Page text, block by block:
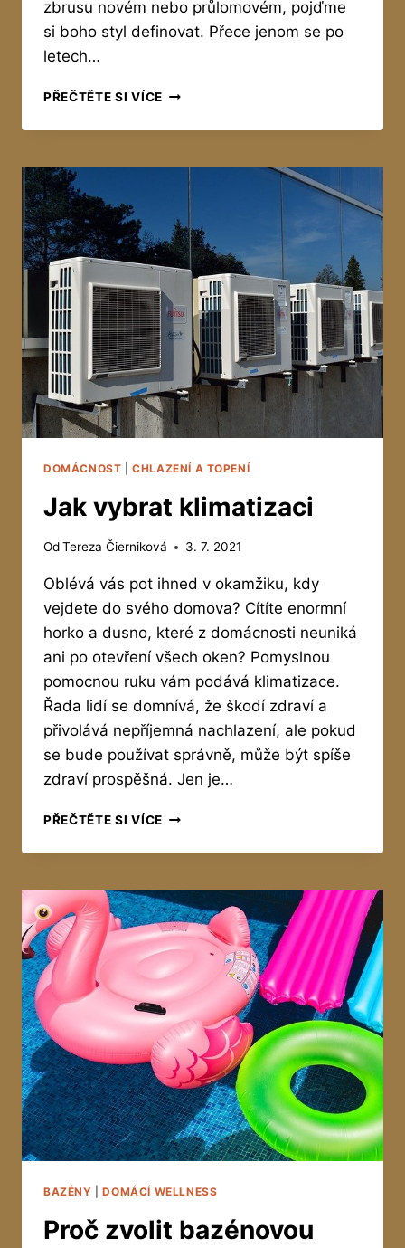
zbrusu novém nebo průlomovém, pojďme
si boho styl definovat. Přece jenom se po
letech…
PŘEČTĚTE SI VÍCECO
BOHO
DOMÁCNOST |CHLAZENÍ A TOPENÍ
Jak vybrat klimatizaci
OdTereza Čierniková 3. 7. 2021
Oblévá vás pot ihned v okamžiku, kdy
vejdete do svého domova? Cítíte enormní
horko a dusno, které z domácnosti neuniká
ani po otevření všech oken? Pomyslnou
pomocnou ruku vám podává klimatizace.
Řada lidí se domnívá, že škodí zdraví a
přivolává nepříjemná nachlazení, ale pokud
se bude používat správně, může být spíše
zdraví prospěšná. Jen je…
PŘEČTĚTE SI VÍCEJAK
KLIMATIZACI
BAZÉNY |DOMÁCÍ WELLNESS
Proč zvolit bazénovou